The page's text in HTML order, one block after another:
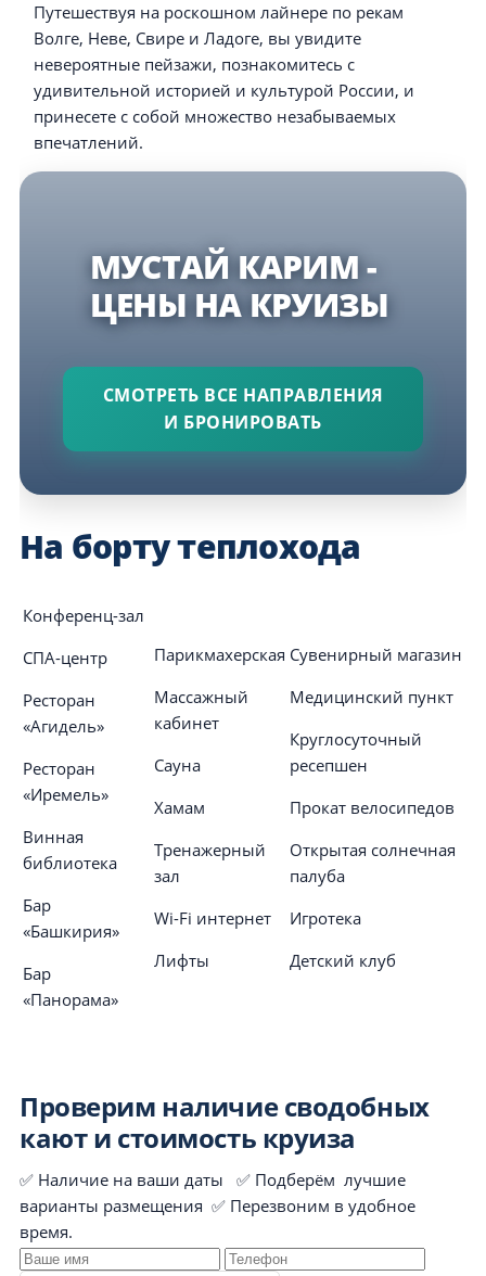
Путешествуя на роскошном лайнере по рекам
Волге, Неве, Свире и Ладоге, вы увидите
невероятные пейзажи, познакомитесь с
удивительной историей и культурой России, и
принесете с собой множество незабываемых
впечатлений.
МУСТАЙ КАРИМ -
ЦЕНЫ НА КРУИЗЫ
СМОТРЕТЬ ВСЕ НАПРАВЛЕНИЯ
И БРОНИРОВАТЬ
На борту теплохода
Конференц-зал
СПА-центр
Ресторан
«Агидель»
Ресторан
«Иремель»
Винная
библиотека
Бар
«Башкирия»
Бар
«Панорама»
Парикмахерская
Массажный
кабинет
Сауна
Хамам
Тренажерный
зал
Wi-Fi интернет
Лифты
Сувенирный магазин
Медицинский пункт
Круглосуточный
ресепшен
Прокат велосипедов
Открытая солнечная
палуба
Игротека
Детский клуб
Проверим наличие сводобных
кают и стоимость круиза
✅ Наличие на ваши даты ✅ Подберём лучшие
варианты размещения ✅ Перезвоним в удобное
время.